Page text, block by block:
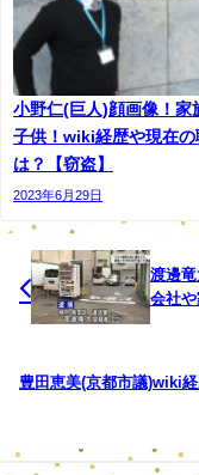
た、わいせつ略
ている。
鈴木容疑者はその
を誘って、女性を
れ回し、さらに暴
ラの捜査などから
場の同僚で、調
容疑を否認してい
鈴木英敏容疑者・鈴
じられません。
会社も一緒で一緒に
女性は本当に恐怖だ
小野仁(巨人)顔画像！家
子供！wiki経歴や現在の
は？【窃盗】
2023年6月29日
渡邊
会社や
豊田恵美(京都市議)wiki